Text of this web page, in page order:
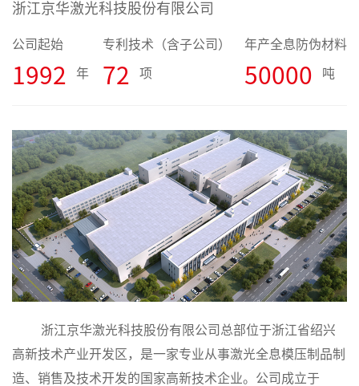
浙江京华激光科技股份有限公司
公司起始
1992 年
专利技术（含子公司）
72 项
年产全息防伪材料
50000 吨
浙江京华激光科技股份有限公司总部位于浙江省绍兴
高新技术产业开发区，是一家专业从事激光全息模压制品制
造、销售及技术开发的国家高新技术企业。公司成立于